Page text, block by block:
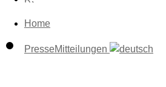
Home
PresseMitteilungen